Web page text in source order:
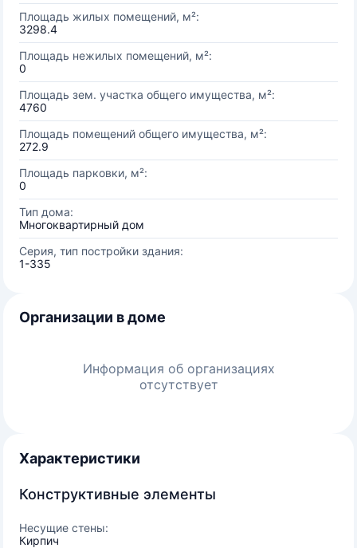
Площадь жилых помещений, м²:
3298.4
Площадь нежилых помещений, м²:
0
Площадь зем. участка общего имущества, м²:
4760
Площадь помещений общего имущества, м²:
272.9
Площадь парковки, м²:
0
Тип дома:
Многоквартирный дом
Серия, тип постройки здания:
1-335
Организации в доме
Информация об организациях
отсутствует
Характеристики
Конструктивные элементы
Несущие стены:
Кирпич